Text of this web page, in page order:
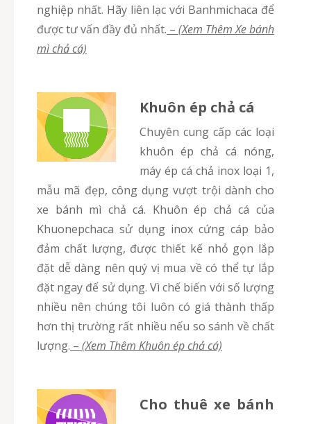
nghiệp nhất. Hãy liên lạc với Banhmichaca để
được tư vấn đầy đủ nhất. – (Xem Thêm Xe bánh
mì chả cá)
Khuôn ép chả cá
Chuyên cung cấp các loại
khuôn ép chả cá nóng,
máy ép cá chả inox loại 1,
mẫu mã đẹp, công dụng vượt trội dành cho
xe bánh mì chả cá. Khuôn ép chả cá của
Khuonepchaca sử dụng inox cứng cáp bảo
đảm chất lượng, được thiết kế nhỏ gọn lắp
đặt dễ dàng nên quý vị mua về có thể tự lắp
đặt ngay để sử dụng. Vì chế biến với số lượng
nhiều nên chúng tôi luôn có giá thành thấp
hơn thị trường rất nhiều nếu so sánh về chất
lượng. – (Xem Thêm Khuôn ép chả cá)
Cho thuê xe bánh